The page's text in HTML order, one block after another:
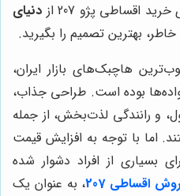
اقساطی پژو 207 از
دنیای
بهترین تصمیم را بگیرید.
هاچبک‌های بازار ایران،
بوده است. طراحی جذاب،
و رانندگی لذت‌بخش، از جمله
اما با توجه به افزایش قیمت
خرید نقدی پژو 207 برای بسیاری از افراد دشوار شده
اقساطی 207
، به عنوان یک